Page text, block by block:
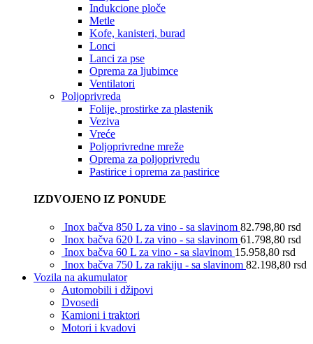
Indukcione ploče
Metle
Kofe, kanisteri, burad
Lonci
Lanci za pse
Oprema za ljubimce
Ventilatori
Poljoprivreda
Folije, prostirke za plastenik
Veziva
Vreće
Poljoprivredne mreže
Oprema za poljoprivredu
Pastirice i oprema za pastirice
IZDVOJENO IZ PONUDE
Inox bačva 850 L za vino - sa slavinom 82.798,80 rsd
Inox bačva 620 L za vino - sa slavinom 61.798,80 rsd
Inox bačva 60 L za vino - sa slavinom 15.958,80 rsd
Inox bačva 750 L za rakiju - sa slavinom 82.198,80 rsd
Vozila na akumulator
Automobili i džipovi
Dvosedi
Kamioni i traktori
Motori i kvadovi